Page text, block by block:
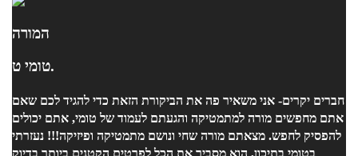
המורה
טומי ט.
חברים יקרים- אני משאיר פה את הביקורת הזאת כדי להגיד לכם שאם
אתם מחפשים מורה למתמטיקה והגעתם לעמוד של טומי, אתם יכולים
להפסיק לחפש. מצאתם מורה שחי ונושם מתמטיקה ופיזיקה!!! נעזרתי